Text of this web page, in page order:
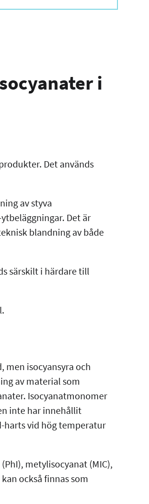
i
Det används
av styva
Det är
blandning av både
särskilt i härdare till
men isocyansyra och
av material som
Isocyanatmonomer
inte har innehållit
harts vid hög temperatur
metylisocyanat (MIC),
också finnas som